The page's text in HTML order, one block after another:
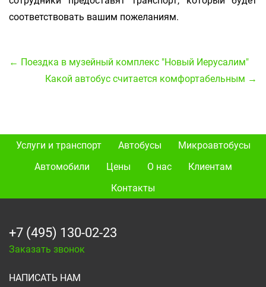
соответствовать вашим пожеланиям.
← Поездка в музейный комплекс "Новый Иерусалим"
Какой автобус считается комфортабельным →
Услуги и транспорт Автобусы
Микроавтобусы
Автомобили
Цены О нас
Клиентам
Контакты
+7 (495) 130-02-23
Заказать звонок
НАПИСАТЬ НАМ